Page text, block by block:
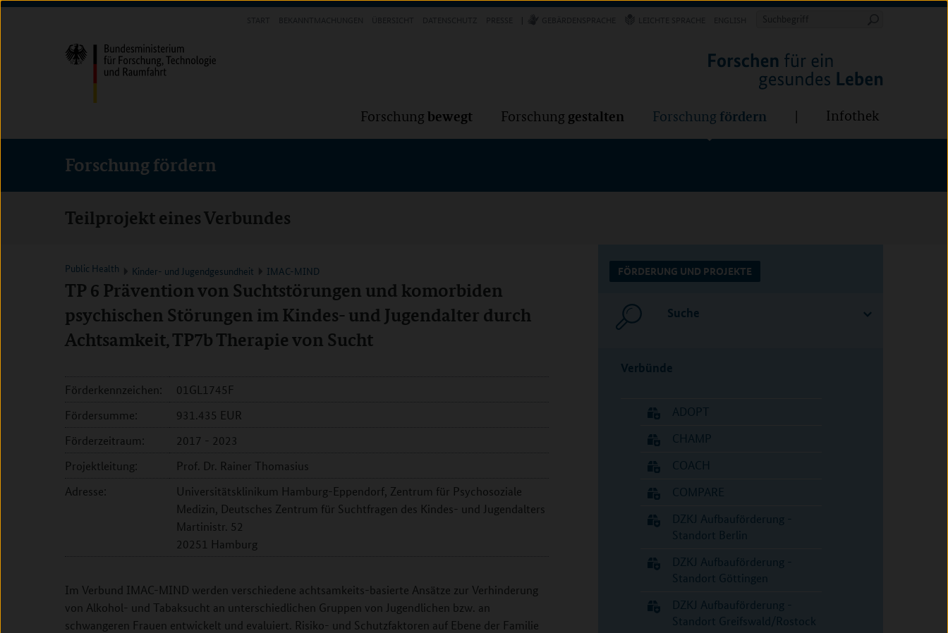
Direkt
(Eingabetaste)
Direkt
(Eingabetaste)
Direkt
(Eingabetaste)
Suchbegriff
Forschung bewegt Forschung gestalten Forschung fördern Infothek
Forschung fördern
Teilprojekt eines Verbundes
Public Health Kinder- und Jugendgesundheit IMAC-MIND
TP 6 Prävention von Suchtstörungen und komorbiden
psychischen Störungen im Kindes- und Jugendalter durch
Achtsamkeit, TP7b Therapie von Sucht
Förderkennzeichen:
01GL1745F
Fördersumme:
931.435 EUR
Förderzeitraum:
2017 - 2023
Projektleitung:
Prof. Dr. Rainer Thomasius
Adresse:
Universitätsklinikum Hamburg-Eppendorf, Zentrum für Psychosoziale
Medizin, Deutsches Zentrum für Suchtfragen des Kindes- und Jugendalters
Martinistr. 52
20251 Hamburg
Im Verbund IMAC-MIND werden verschiedene achtsamkeits-basierte Ansätze zur Verhinderung
von Alkohol- und Tabaksucht an unterschiedlichen Gruppen von Jugendlichen bzw. an
schwangeren Frauen entwickelt und evaluiert. Risiko- und Schutzfaktoren auf Ebene der Familie
FÖRDERUNG UND PROJEKTE
Suche
Verbünde
ADOPT
CHAMP
COACH
COMPARE
DZKJ Aufbauförderung -
Standort Berlin
DZKJ Aufbauförderung -
Standort Göttingen
DZKJ Aufbauförderung -
Standort Greifswald/Rostock
Forschung Forschung Forschung fördern Infothek